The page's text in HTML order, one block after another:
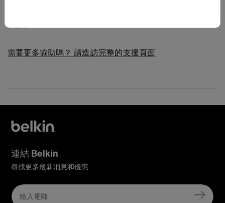
需要更多協助嗎？ 請造訪完整的支援頁面
連結 Belkin
尋找更多最新消息和優惠